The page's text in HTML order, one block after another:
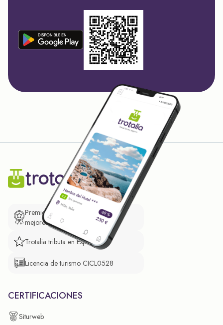
Premio de El Confidencial a las
mejores prácticas empresariales.
Trotalia tributa en España
Licencia de turismo CICL0528
CERTIFICACIONES
Siturweb